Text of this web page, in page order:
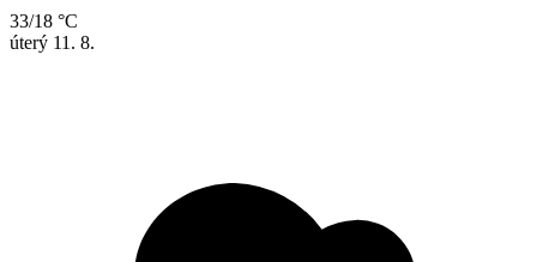
33/18 °C
úterý 11. 8.